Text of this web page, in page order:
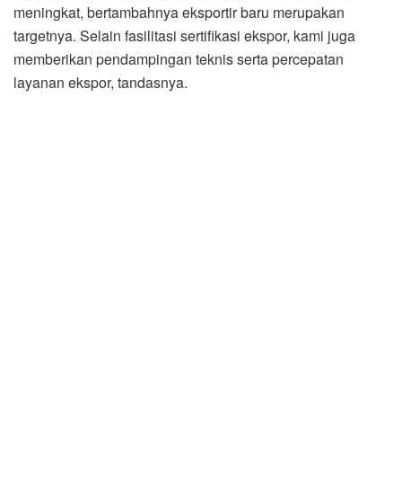
meningkat, bertambahnya eksportir baru merupakan
targetnya. Selain fasilitasi sertifikasi ekspor, kami juga
memberikan pendampingan teknis serta percepatan
layanan ekspor, tandasnya.